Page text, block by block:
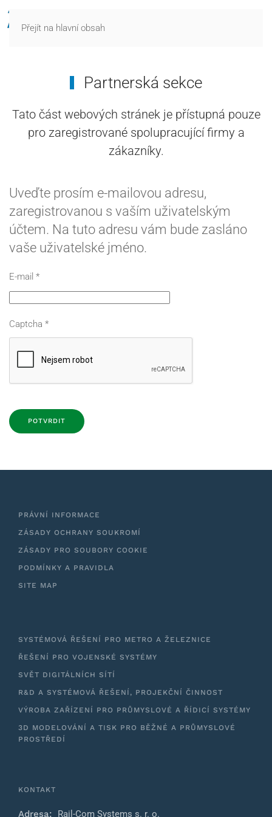
Přejít na hlavní obsah
Partnerská sekce
Tato část webových stránek je přístupná pouze
pro zaregistrované spolupracující firmy a
zákazníky.
Uveďte prosím e-mailovou adresu,
zaregistrovanou s vaším uživatelským
účtem. Na tuto adresu vám bude zasláno
vaše uživatelské jméno.
E-mail *
Captcha *
POTVRDIT
PRÁVNÍ INFORMACE
ZÁSADY OCHRANY SOUKROMÍ
ZÁSADY PRO SOUBORY COOKIE
PODMÍNKY A PRAVIDLA
SITE MAP
SYSTÉMOVÁ ŘEŠENÍ PRO METRO A ŽELEZNICE
ŘEŠENÍ PRO VOJENSKÉ SYSTÉMY
SVĚT DIGITÁLNÍCH SÍTÍ
R&D A SYSTÉMOVÁ ŘEŠENÍ, PROJEKČNÍ ČINNOST
VÝROBA ZAŘÍZENÍ PRO PRŮMYSLOVÉ A ŘÍDICÍ SYSTÉMY
3D MODELOVÁNÍ A TISK PRO BĚŽNÉ A PRŮMYSLOVÉ
PROSTŘEDÍ
KONTAKT
Adresa: Rail-Com Systems s. r. o.